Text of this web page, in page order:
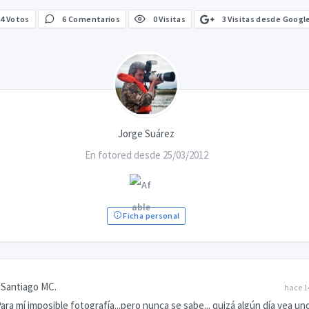
4Votos 6 Comentarios 0 Visitas 3 Visitas desde Google
Jorge Suárez
En fotored desde 25/03/2012
Ficha personal
hace
Santiago MC.
mí imposible fotografía...pero nunca se sabe... quizá algún día vea